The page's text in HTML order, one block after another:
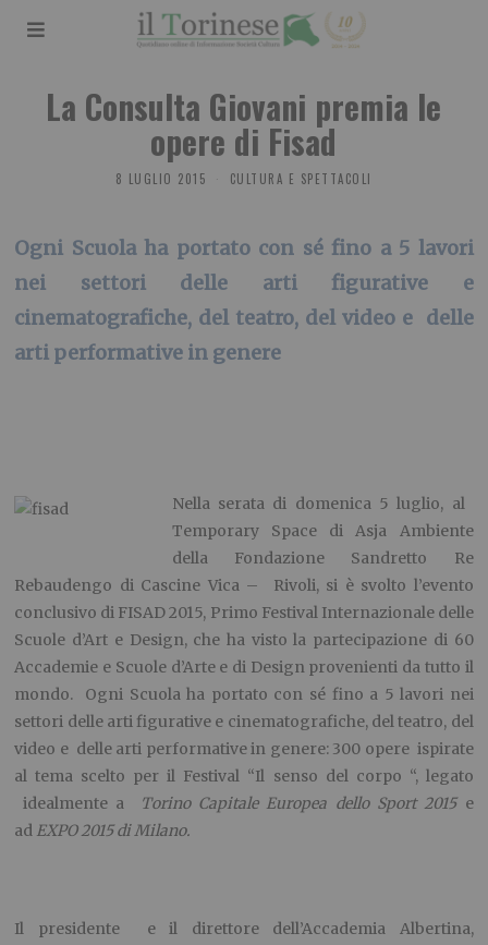
La Consulta Giovani premia le
opere di Fisad
8 LUGLIO 2015 CULTURA E SPETTACOLI
Ogni Scuola ha portato con sé fino a 5 lavori
nei settori delle arti figurative e
cinematografiche, del teatro, del video e delle
arti performative in genere
Nella serata di domenica 5 luglio, al
Temporary Space di Asja Ambiente
della Fondazione Sandretto Re
Rebaudengo di Cascine Vica – Rivoli, si è svolto l’evento
conclusivo di FISAD 2015, Primo Festival Internazionale delle
Scuole d’Art e Design, che ha visto la partecipazione di 60
Accademie e Scuole d’Arte e di Design provenienti da tutto il
mondo. Ogni Scuola ha portato con sé fino a 5 lavori nei
settori delle arti figurative e cinematografiche, del teatro, del
video e delle arti performative in genere: 300 opere ispirate
al tema scelto per il Festival “Il senso del corpo “, legato
idealmente a
Torino Capitale Europea dello Sport 2015 e
ad EXPO 2015 di Milano.
Il presidente e il direttore dell’Accademia Albertina,